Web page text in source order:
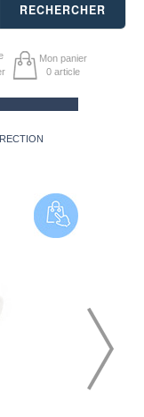
RECHERCHER
Mon panier
0 article